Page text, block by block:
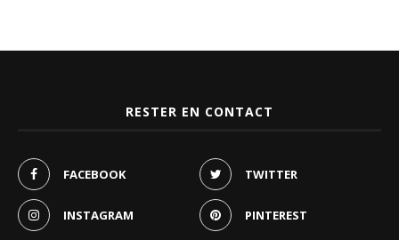
RESTER EN CONTACT
FACEBOOK TWITTER
INSTAGRAM PINTEREST